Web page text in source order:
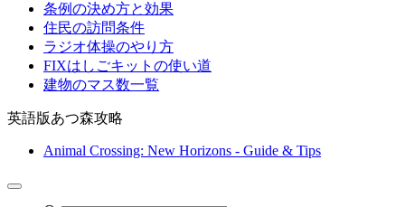
条例の決め方と効果
住民の訪問条件
ラジオ体操のやり方
FIXはしごキットの使い道
建物のマス数一覧
英語版あつ森攻略
Animal Crossing: New Horizons - Guide & Tips